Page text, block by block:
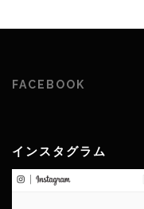
FACEBOOK
インスタグラム